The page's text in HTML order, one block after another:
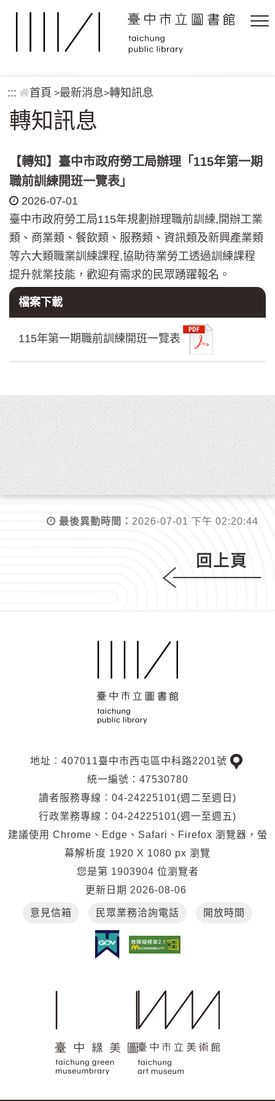
::: 首頁 >最新消息>轉知訊息
轉知訊息
【轉知】臺中市政府勞工局辦理「115年第一期
職前訓練開班一覽表」
2026-07-01
臺中市政府勞工局115年規劃辦理職前訓練,開辦工業
類、商業類、餐飲類、服務類、資訊類及新興產業類
等六大類職業訓練課程,協助待業勞工透過訓練課程
提升就業技能，歡迎有需求的民眾踴躍報名。
檔案下載
115年第一期職前訓練開班一覽表
最後異動時間： 2026-07-01 下午 02:20:44
回上頁
地址︰407011臺中市西屯區中科路2201號
交
位
置
統一編號：47530780
讀者服務專線︰04-24225101(週二至週日)
行政業務專線：04-24225101(週一至週五)
建議使用 Chrome、Edge、Safari、Firefox 瀏覽器，螢
幕解析度 1920 X 1080 px 瀏覽
您是第 1903904 位瀏覽者
更新日期 2026-08-06
意見信箱 民眾業務洽詢電話 開放時間